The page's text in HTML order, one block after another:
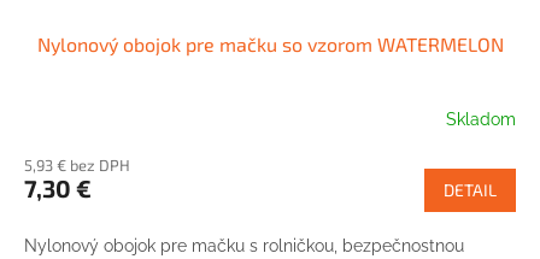
Nylonový obojok pre mačku so vzorom WATERMELON
Skladom
5,93 € bez DPH
7,30 € DETAIL
Nylonový obojok pre mačku s rolničkou, bezpečnostnou